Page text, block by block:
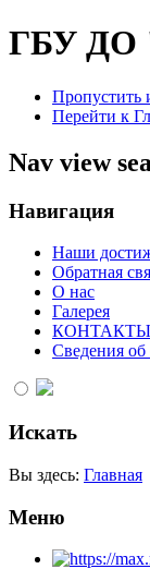
ГБУ ДО
Пропустить
Перейти к
Nav view
Навигация
Наши
Обратная
О нас
Галерея
КОНТАКТЫ
Сведения об
Искать
Вы здесь: Главная
Меню